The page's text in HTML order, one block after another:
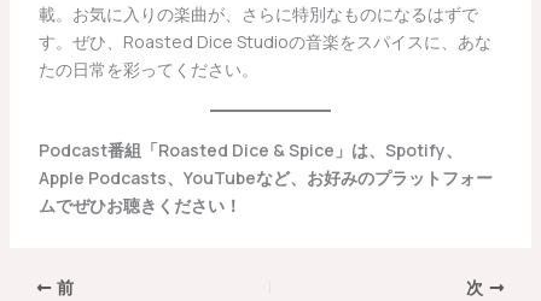
載。お気に入りの楽曲が、さらに特別なものになるはずで
す。ぜひ、Roasted Dice Studioの音楽をスパイスに、あな
たの日常を彩ってください。
Podcast番組「Roasted Dice & Spice」は、Spotify、
Apple Podcasts、YouTubeなど、お好みのプラットフォー
ムでぜひお聴きください！
前 次